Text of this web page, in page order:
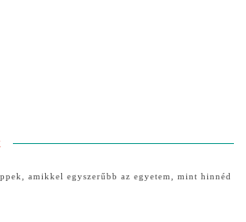
amikkel egyszerűbb az egyetem, mint hinnéd